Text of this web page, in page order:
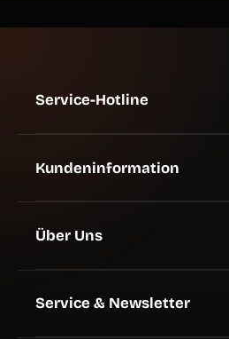
Service-Hotline
Kundeninformation
Über Uns
Service & Newsletter